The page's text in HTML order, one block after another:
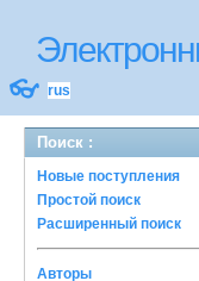
👓 rus
Поиск :
Новые поступления
Простой поиск
Расширенный поиск
Авторы